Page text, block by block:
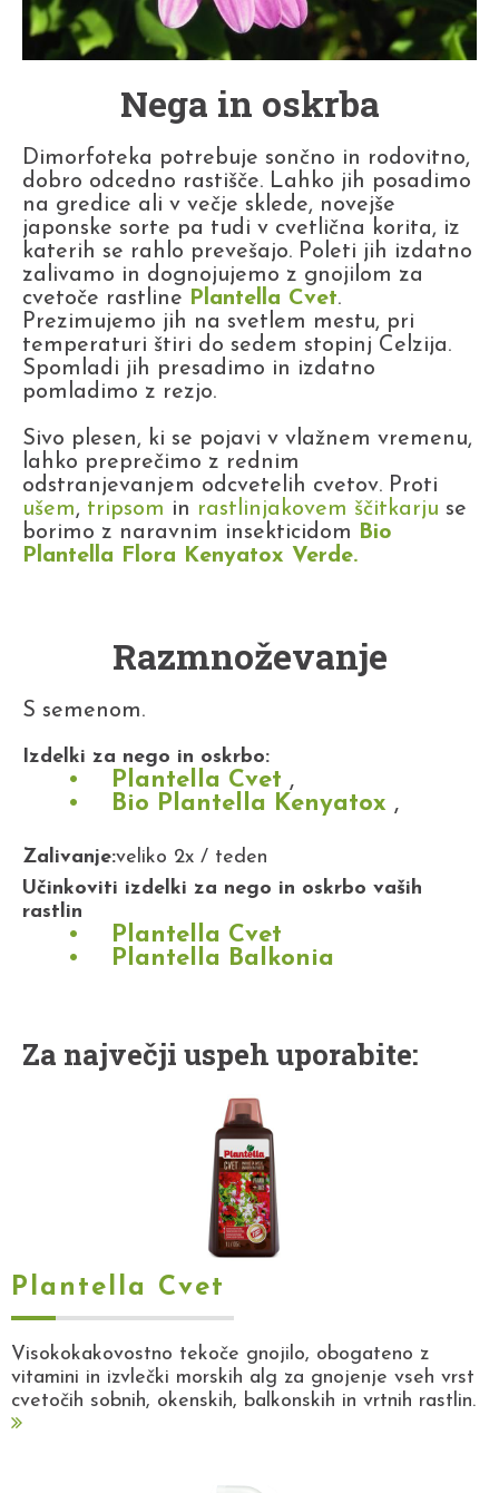
Nega in oskrba
Dimorfoteka potrebuje sončno in rodovitno,
dobro odcedno rastišče. Lahko jih posadimo
na gredice ali v večje sklede, novejše
japonske sorte pa tudi v cvetlična korita, iz
katerih se rahlo prevešajo. Poleti jih izdatno
zalivamo in dognojujemo z gnojilom za
cvetoče rastline Plantella Cvet.
Prezimujemo jih na svetlem mestu, pri
temperaturi štiri do sedem stopinj Celzija.
Spomladi jih presadimo in izdatno
pomladimo z rezjo.
Sivo plesen, ki se pojavi v vlažnem vremenu,
lahko preprečimo z rednim
odstranjevanjem odcvetelih cvetov. Proti
ušem, tripsom in rastlinjakovem ščitkarju se
borimo z naravnim insekticidom Bio
Plantella Flora Kenyatox Verde.
Razmnoževanje
S semenom.
Izdelki za nego in oskrbo:
Plantella Cvet ,
Bio Plantella Kenyatox ,
Zalivanje:veliko 2x / teden
Učinkoviti izdelki za nego in oskrbo vaših
rastlin
Plantella Cvet
Plantella Balkonia
Za največji uspeh uporabite:
Plantella Cvet
Visokokakovostno tekoče gnojilo, obogateno z
vitamini in izvlečki morskih alg za gnojenje vseh vrst
cvetočih sobnih, okenskih, balkonskih in vrtnih rastlin.